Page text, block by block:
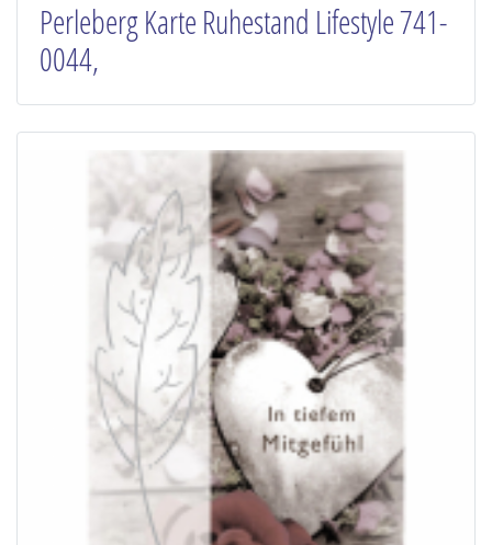
Perleberg Karte Ruhestand Lifestyle 741-
0044,